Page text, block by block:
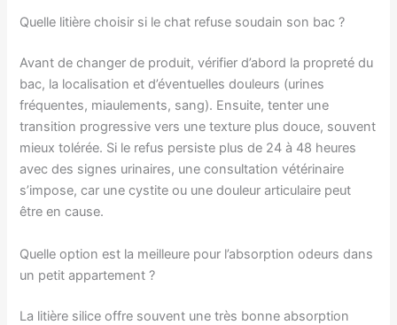
Quelle litière choisir si le chat refuse soudain son bac ?
Avant de changer de produit, vérifier d’abord la propreté du
bac, la localisation et d’éventuelles douleurs (urines
fréquentes, miaulements, sang). Ensuite, tenter une
transition progressive vers une texture plus douce, souvent
mieux tolérée. Si le refus persiste plus de 24 à 48 heures
avec des signes urinaires, une consultation vétérinaire
s’impose, car une cystite ou une douleur articulaire peut
être en cause.
Quelle option est la meilleure pour l’absorption odeurs dans
un petit appartement ?
La litière silice offre souvent une très bonne absorption